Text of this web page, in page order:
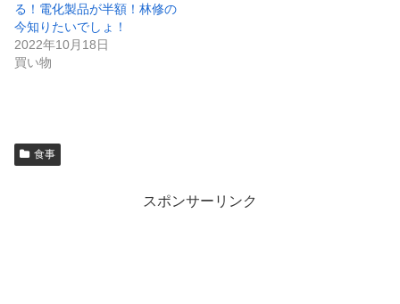
る！電化製品が半額！林修の
今知りたいでしょ！
2022年10月18日
買い物
食事
スポンサーリンク